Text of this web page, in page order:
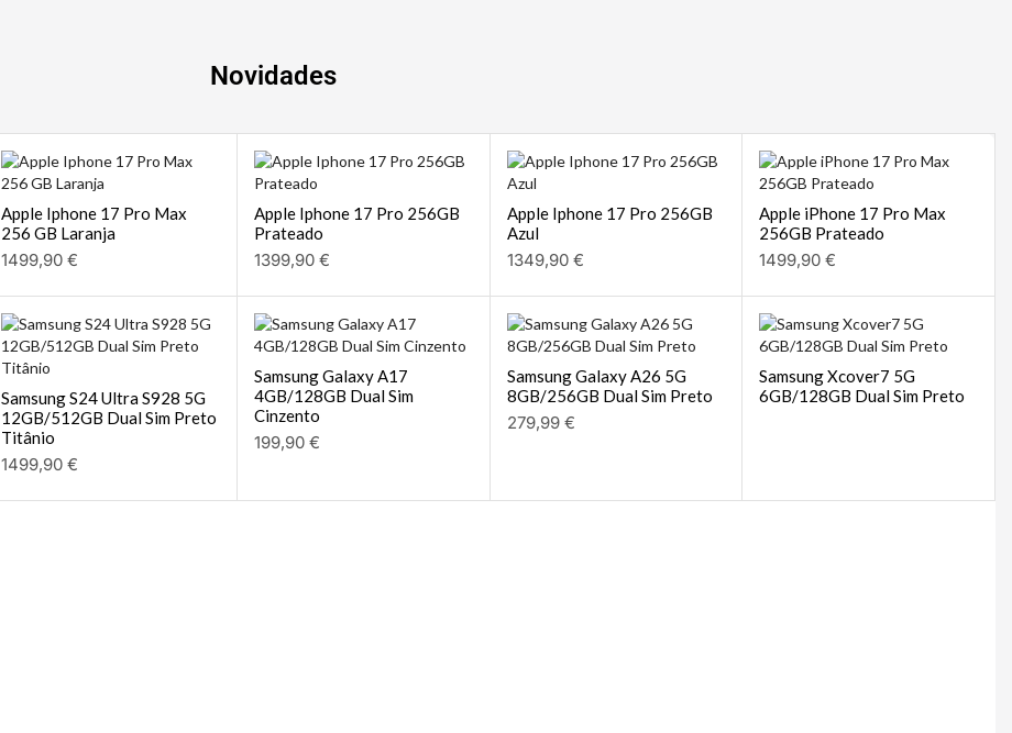
Novidades
Apple Iphone 17 Pro Max
256 GB Laranja
1499,90€
Apple Iphone 17 Pro 256GB
Prateado
1399,90 €
Apple Iphone 17 Pro 256GB
Azul
1349,90 €
Apple iPhone 17 Pro Max
256GB Prateado
1499,90€
Samsung S24 Ultra S928 5G
12GB/512GB Dual Sim Preto
Titânio
1499,90€
Samsung Galaxy A17
4GB/128GB Dual Sim
Cinzento
199,90 €
Samsung Galaxy A26 5G
8GB/256GB Dual Sim Preto
279,99 €
Samsung Xcover7 5G
6GB/128GB Dual Sim Preto